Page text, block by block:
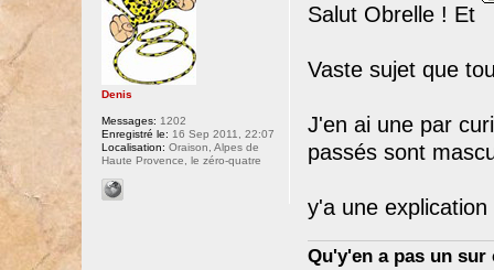
Salut Obrelle ! Et
Vaste sujet que
J'en ai une par
passés sont
y'a une explication
Qu'y'en a pas un
Denis
Messages: 1202
Enregistré le: 16 Sep 2011, 22:07
Localisation: Oraison, Alpes de
Haute Provence, le zéro-quatre